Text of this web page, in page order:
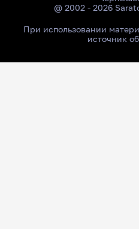
@ 2002 - 2026
При использовании
источник